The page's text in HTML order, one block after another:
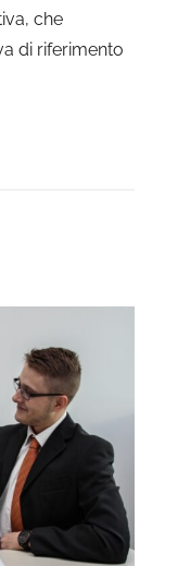
che
di riferimento